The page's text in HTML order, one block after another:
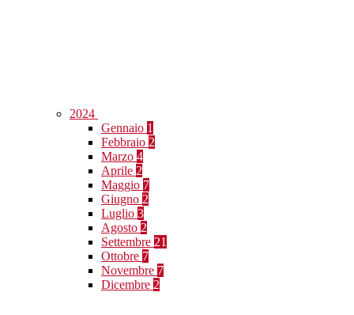
2024
Gennaio 1
Febbraio 2
Marzo 4
Aprile 2
Maggio 7
Giugno 2
Luglio 3
Agosto 2
Settembre 21
Ottobre 7
Novembre 7
Dicembre 2